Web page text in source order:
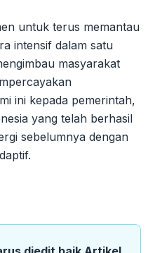
untuk terus memantau
intensif dalam satu
masyarakat
ini kepada pemerintah,
yang telah berhasil
sebelumnya dengan